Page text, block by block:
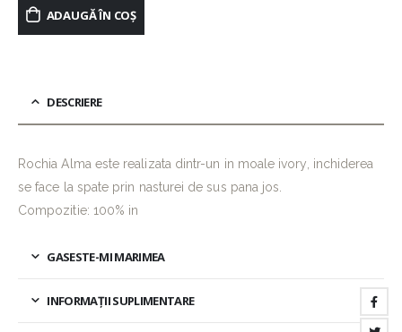
ADAUGĂ ÎN COȘ
DESCRIERE
Rochia Alma este realizata dintr-un in moale ivory, inchiderea
se face la spate prin nasturei de sus pana jos.
Compozitie: 100% in
GASESTE-MI MARIMEA
INFORMAȚII SUPLIMENTARE